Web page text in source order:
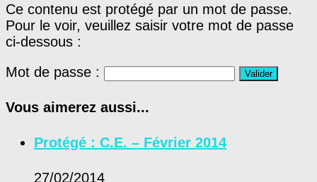
Ce contenu est protégé par un mot de passe.
Pour le voir, veuillez saisir votre mot de passe
ci-dessous :
Mot de passe :
Vous aimerez aussi...
Protégé : C.E. – Février 2014
27/02/2014